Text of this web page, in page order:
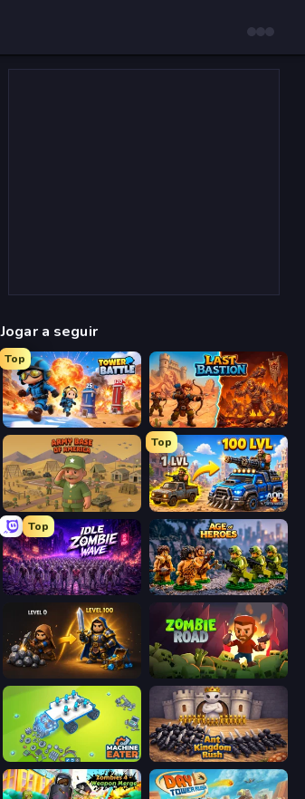
Jogar a seguir
Top
Tower Battle Last Bastion
Army Base Of America
Top
AOD - Art Of Defense
Top
Idle Zombie Wave: Survivors Age of Heroes
Gothic Story RPG Zombie Road
Machine Eater Ant Kingdom Rush